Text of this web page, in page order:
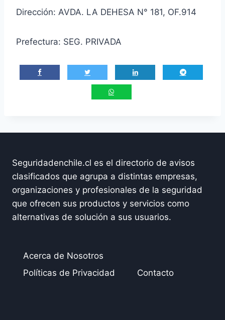
Dirección: AVDA. LA DEHESA N° 181, OF.914
Prefectura: SEG. PRIVADA
Seguridadenchile.cl es el directorio de avisos
clasificados que agrupa a distintas empresas,
organizaciones y profesionales de la seguridad
que ofrecen sus productos y servicios como
alternativas de solución a sus usuarios.
Acerca de Nosotros
Políticas de Privacidad
Contacto